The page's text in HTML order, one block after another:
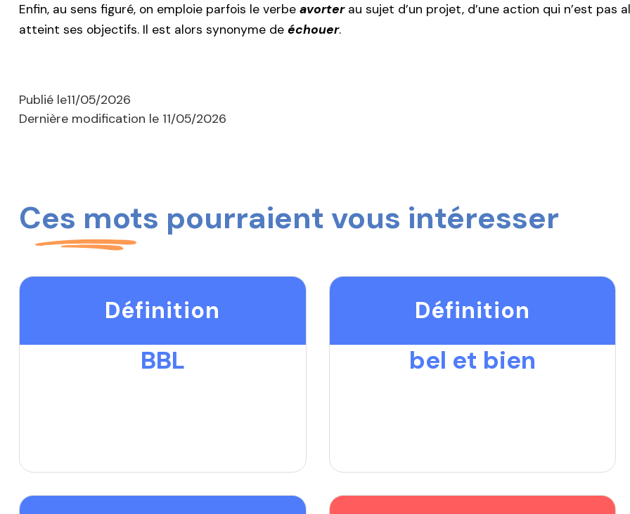
Enfin, au sens figuré, on emploie parfois le verbe avorterau sujet d’un projet, d’une action qui n’est pas
atteint ses objectifs. Il est alors synonyme de échouer.
Publié le11/05/2026
Dernière modification le 11/05/2026
Ces mots pourraient vous intéresser
Définition
BBL
Définition
bel et bien